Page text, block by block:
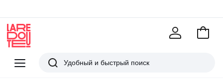
Меню
Redoute
Поиск
В